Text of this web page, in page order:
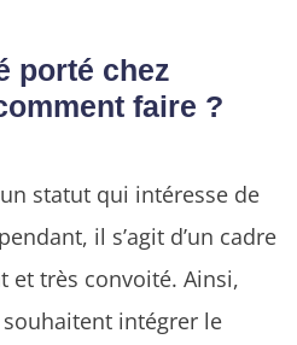
porté chez
faire ?
statut qui intéresse de
il s’agit d’un cadre
et très convoité. Ainsi,
intégrer le